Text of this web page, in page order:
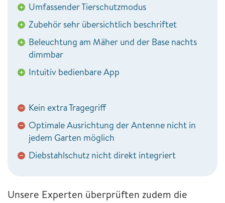
+ Umfassender Tierschutzmodus
+ Zubehör sehr übersichtlich beschriftet
+ Beleuchtung am Mäher und der Base nachts
dimmbar
+ Intuitiv bedienbare App
− Kein extra Tragegriff
− Optimale Ausrichtung der Antenne nicht in
jedem Garten möglich
− Diebstahlschutz nicht direkt integriert
Unsere Experten überprüften zudem die